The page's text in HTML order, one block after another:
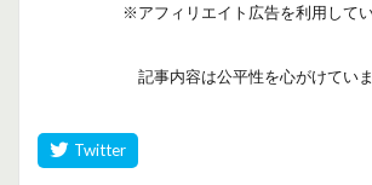
※アフィリエイト広告を利用してい
記事内容は公平性を心がけていま